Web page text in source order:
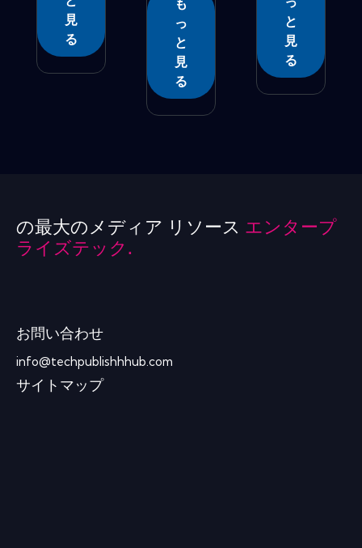
見
る
図し...
も
っ
と
見
る
と
見
る
の最大のメディア リソース エンタープ
ライズテック.
お問い合わせ
info@techpublishhhub.com
サイトマップ